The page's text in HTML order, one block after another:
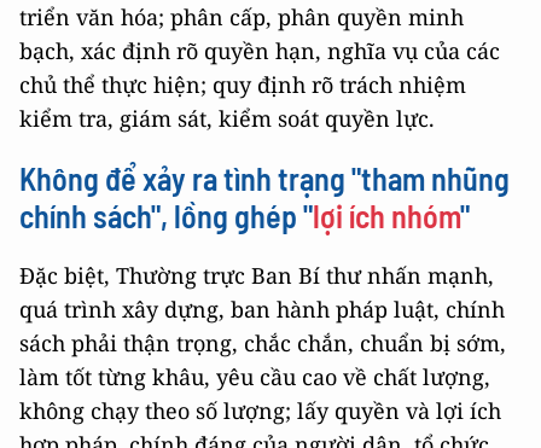
triển văn hóa; phân cấp, phân quyền minh
bạch, xác định rõ quyền hạn, nghĩa vụ của các
chủ thể thực hiện; quy định rõ trách nhiệm
kiểm tra, giám sát, kiểm soát quyền lực.
Không để xảy ra tình trạng "tham nhũng
chính sách", lồng ghép "lợi ích nhóm"
Đặc biệt, Thường trực Ban Bí thư nhấn mạnh,
quá trình xây dựng, ban hành pháp luật, chính
sách phải thận trọng, chắc chắn, chuẩn bị sớm,
làm tốt từng khâu, yêu cầu cao về chất lượng,
không chạy theo số lượng; lấy quyền và lợi ích